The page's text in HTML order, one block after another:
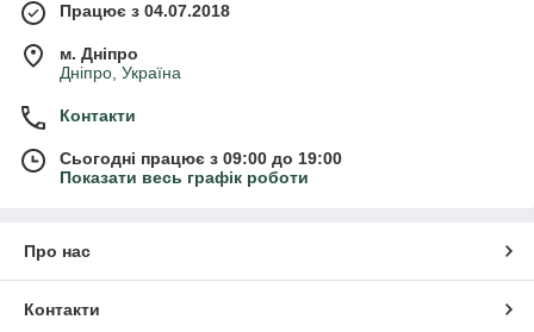
Працює з 04.07.2018
м. Дніпро
Дніпро, Україна
Контакти
Сьогодні працює з 09:00 до 19:00
Показати весь графік роботи
Про нас
Контакти